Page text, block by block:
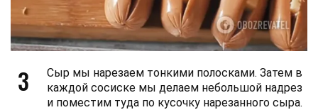
3
Сыр мы нарезаем тонкими полосками. Затем в
каждой сосиске мы делаем небольшой надрез
и поместим туда по кусочку нарезанного сыра.